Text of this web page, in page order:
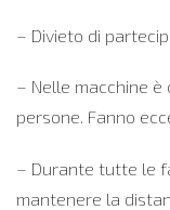
– Divieto di
– Nelle macchine
persone. Fanno
– Durante tutte le
mantenere la